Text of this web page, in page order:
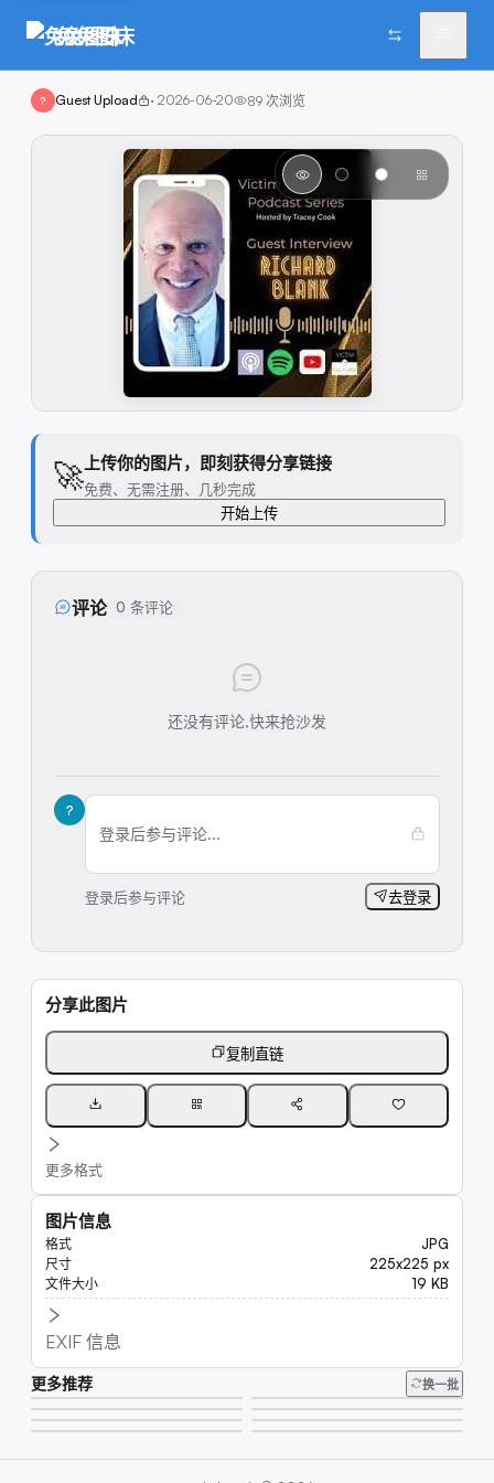
兔兔图床
? Guest Upload · 2026-06-20 89 次浏览
🚀上传你的图片，即刻获得分享链接
免费、无需注册、几秒完成
开始上传
评论 0 条评论
还没有评论,快来抢沙发
?
登录后参与评论...
登录后参与评论 去登录
分享此图片
复制直链
更多格式
图片信息
格式 JPG
尺寸 225x225 px
文件大小 19 KB
EXIF 信息
更多推荐 换一批
6.6K
310K
45K
8.0K
9.8K
6.6K
25K